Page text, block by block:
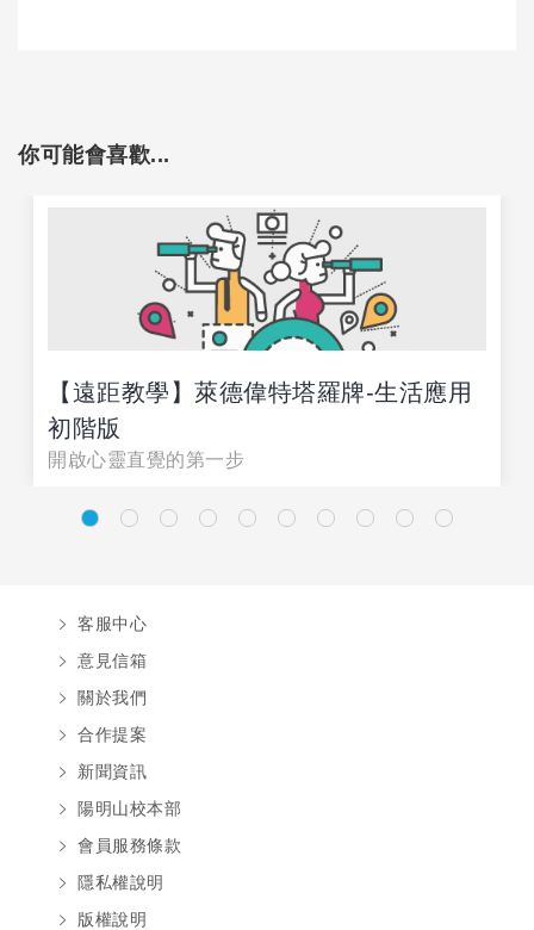
你可能會喜歡...
【遠距教學】萊德偉特塔羅牌-生活應用
初階版
開啟心靈直覺的第一步
客服中心
意見信箱
關於我們
合作提案
新聞資訊
陽明山校本部
會員服務條款
隱私權說明
版權說明